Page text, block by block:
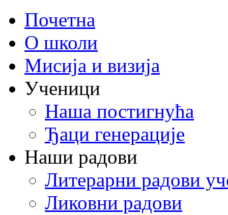
Почетна
О школи
Мисија и визија
Ученици
Наша постигнућа
Ђаци генерације
Наши радови
Литерарни радови
Ликовни радови